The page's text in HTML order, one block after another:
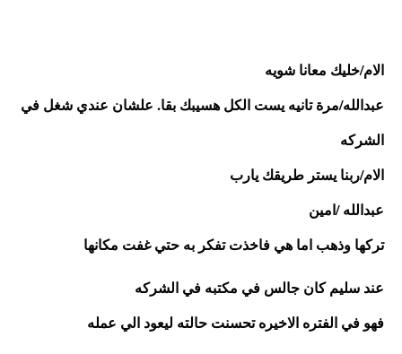
الام/خليك معانا شويه
الشركه
الام/ربنا يستر طريقك يارب
عبدالله /امين
تركها وذهب اما هي فاخذت تفكر به حتي غفت مكانها
عند سليم كان جالس في مكتبه في الشركه
فهو في الفتره الاخيره تحسنت حالته ليعود الي عمله